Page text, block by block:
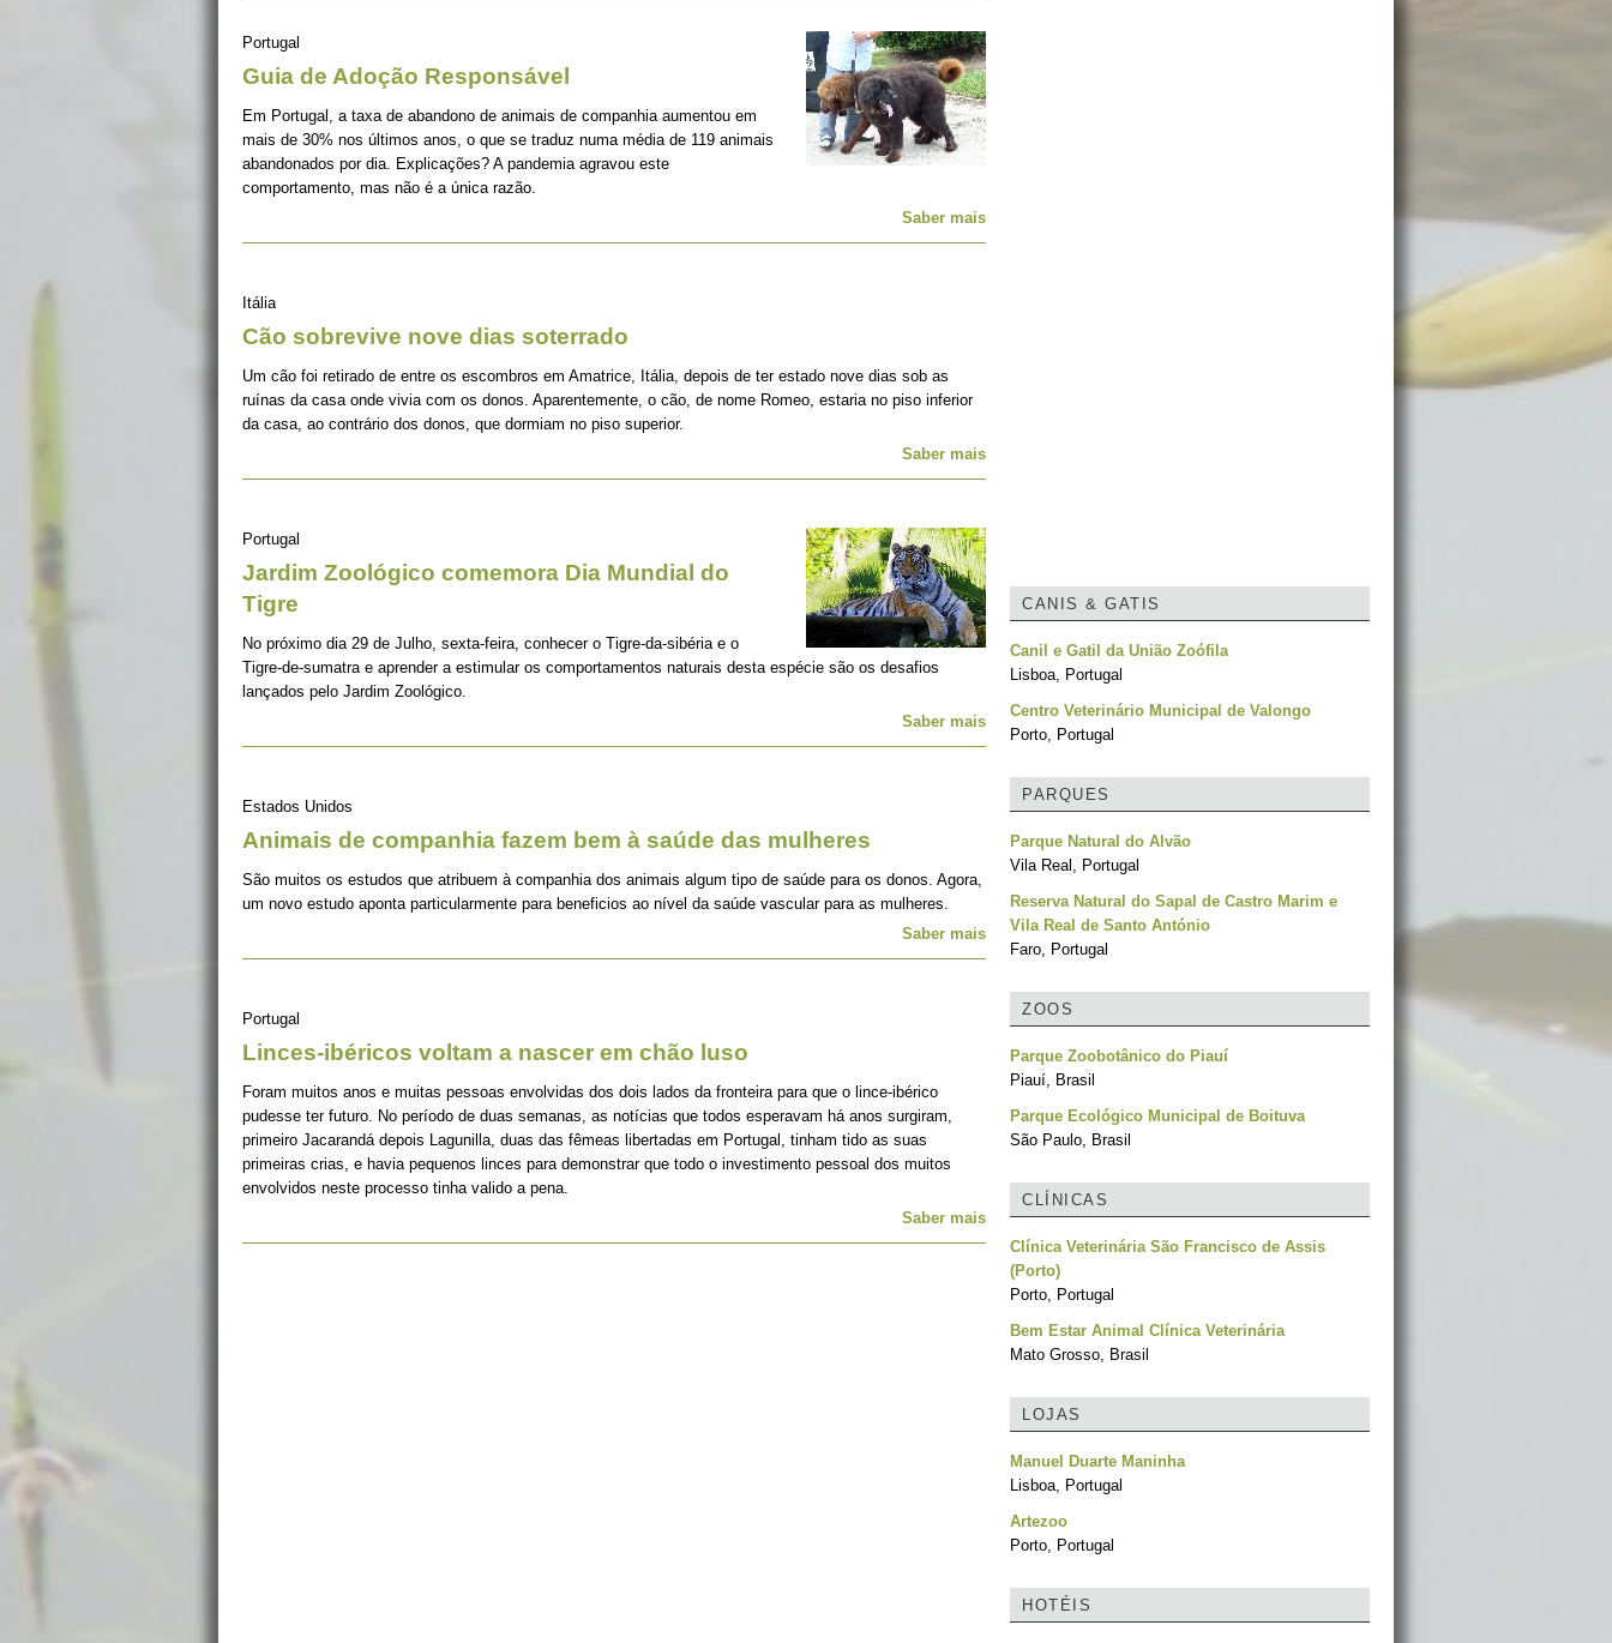
Portugal
Guia de Adoção Responsável
Em Portugal, a taxa de abandono de animais de companhia aumentou em
mais de 30% nos últimos anos, o que se traduz numa média de 119 animais
abandonados por dia. Explicações? A pandemia agravou este
comportamento, mas não é a única razão.
Saber mais
Itália
Cão sobrevive nove dias soterrado
Um cão foi retirado de entre os escombros em Amatrice, Itália, depois de ter estado nove dias sob as
ruínas da casa onde vivia com os donos. Aparentemente, o cão, de nome Romeo, estaria no piso inferior
da casa, ao contrário dos donos, que dormiam no piso superior.
Saber mais
Portugal
Jardim Zoológico comemora Dia Mundial do
Tigre
No próximo dia 29 de Julho, sexta-feira, conhecer o Tigre-da-sibéria e o
Tigre-de-sumatra e aprender a estimular os comportamentos naturais desta espécie são os desafios
lançados pelo Jardim Zoológico.
Saber mais
Estados Unidos
Animais de companhia fazem bem à saúde das mulheres
São muitos os estudos que atribuem à companhia dos animais algum tipo de saúde para os donos. Agora,
um novo estudo aponta particularmente para beneficios ao nível da saúde vascular para as mulheres.
Saber mais
Portugal
Linces-ibéricos voltam a nascer em chão luso
Foram muitos anos e muitas pessoas envolvidas dos dois lados da fronteira para que o lince-ibérico
pudesse ter futuro. No período de duas semanas, as notícias que todos esperavam há anos surgiram,
primeiro Jacarandá depois Lagunilla, duas das fêmeas libertadas em Portugal, tinham tido as suas
primeiras crias, e havia pequenos linces para demonstrar que todo o investimento pessoal dos muitos
envolvidos neste processo tinha valido a pena.
Saber mais
CANIS & GATIS
Canil e Gatil da União Zoófila
Lisboa, Portugal
Centro Veterinário Municipal de Valongo
Porto, Portugal
PARQUES
Parque Natural do Alvão
Vila Real, Portugal
Reserva Natural do Sapal de Castro Marim e
Vila Real de Santo António
Faro, Portugal
ZOOS
Parque Zoobotânico do Piauí
Piauí, Brasil
Parque Ecológico Municipal de Boituva
São Paulo, Brasil
CLÍNICAS
Clínica Veterinária São Francisco de Assis
(Porto)
Porto, Portugal
Bem Estar Animal Clínica Veterinária
Mato Grosso, Brasil
LOJAS
Manuel Duarte Maninha
Lisboa, Portugal
Artezoo
Porto, Portugal
HOTÉIS